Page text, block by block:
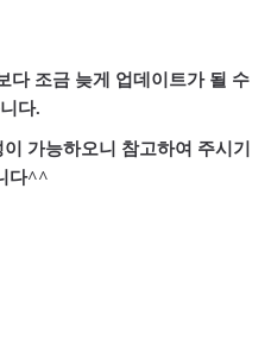
다 조금 늦게 업데이트가 될 수
다.
가능하오니 참고하여 주시기
다^^